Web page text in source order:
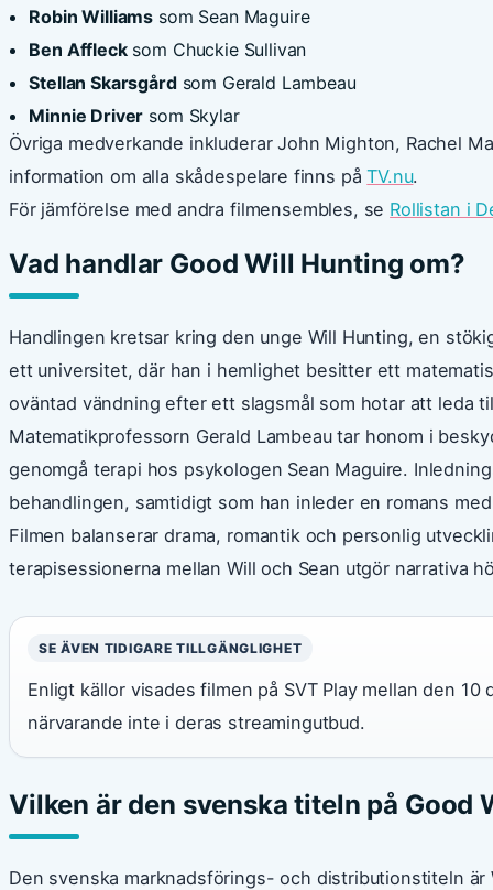
Robin Williams som Sean Maguire
Ben Afflecksom Chuckie Sullivan
Stellan Skarsgårdsom Gerald Lambeau
Minnie Driver som Skylar
Övriga medverkande inkluderar John Mighton, Rachel
information om alla skådespelare finns påTV.nu.
För jämförelse med andra filmensembles, se Rollistan i
Vad handlar Good Will Hunting om?
Handlingen kretsar kring den unge Will Hunting, en
ett universitet, där han i hemlighet besitter ett
oväntad vändning efter ett slagsmål som hotar att leda
Matematikprofessorn Gerald Lambeau tar honom i
genomgå terapi hos psykologen Sean Maguire.
behandlingen, samtidigt som han inleder en romans
Filmen balanserar drama, romantik och personlig
terapisessionerna mellan Will och Sean utgör narrativa
SE ÄVEN TIDIGARE TILLGÄNGLIGHET
Enligt källor visades filmen på SVT Play mellan den
närvarande inte i deras streamingutbud.
Vilken är den svenska titeln på Good
Den svenska marknadsförings- och distributionstiteln är